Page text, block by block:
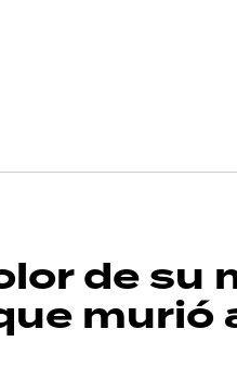
de su
murió